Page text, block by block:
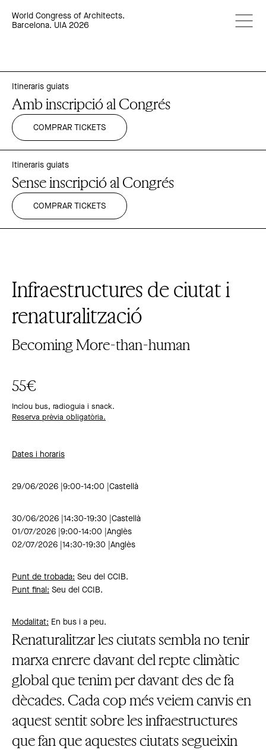
World Congress of Architects.
Barcelona. UIA 2026
Itineraris guiats
Amb inscripció al Congrés
COMPRAR TICKETS
Itineraris guiats
Sense inscripció al Congrés
COMPRAR TICKETS
Infraestructures de ciutat i
renaturalització
Becoming More-than-human
55€
Inclou bus, radioguia i snack.
Reserva prèvia obligatòria.
Dates i horaris
29/06/2026 |9:00-14:00 |Castellà
30/06/2026 |14:30-19:30 |Castellà
01/07/2026 |9:00-14:00 |Anglès
02/07/2026 |14:30-19:30 |Anglès
Punt de trobada: Seu del CCIB.
Punt final: Seu del CCIB.
Modalitat: En bus i a peu.
Renaturalitzar les ciutats sembla no tenir
marxa enrere davant del repte climàtic
global que tenim per davant des de fa
dècades. Cada cop més veiem canvis en
aquest sentit sobre les infraestructures
que fan que aquestes ciutats segueixin